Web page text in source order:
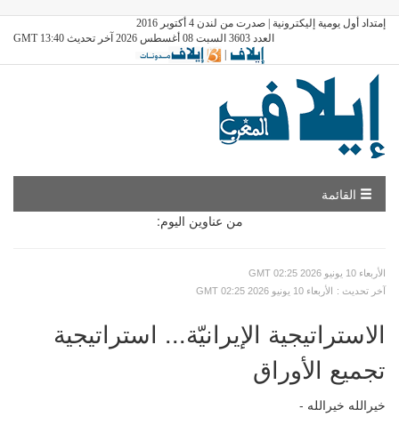
إمتداد أول يومية إليكترونية | صدرت من لندن 4 أكتوبر 2016
العدد 3603 السبت 08 أغسطس 2026 آخر تحديث GMT 13:40
|
القائمة
من عناوين اليوم:
GMT الأربعاء 10 يونيو 2026 02:25
GMT الأربعاء 10 يونيو 2026 02:25
: آخر تحديث
الاستراتيجية الإيرانيّة... استراتيجية
تجميع الأوراق
خيرالله خيرالله -